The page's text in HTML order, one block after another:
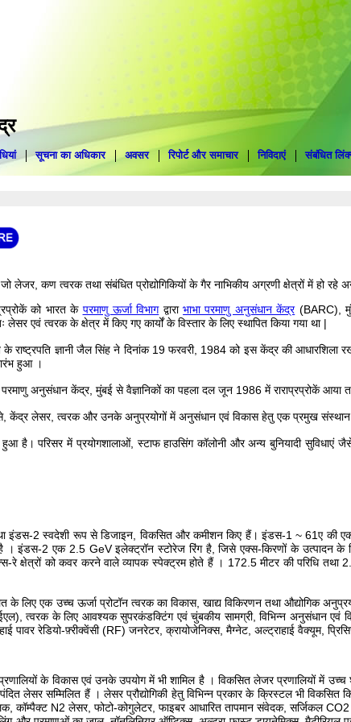
सूचना का अधिकार अवसर रिपोर्ट और समाचार निविदाएं संबंधित
लेजर, कण त्वरक तथा संबंधित प्रोद्योगिकियों के गैर नाभिकीय अग्रणी क्षेत्रों में हो रहे
को भारत के परमाणु ऊर्जा विभागद्वाराभाभा परमाणु अनुसंधान केंद्र(BARC),
लेसर एवं त्वरक के क्षेत्र में किए गए कार्यों के विस्तार के लिए स्थापित किया गया था |
के राष्ट्रपति ज्ञानी जैल सिंह ने दिनांक 19 फरवरी, 1984 को इस केंद्र की आधारशिला
हुआ ।
परमाणु अनुसंधान केंद्र, मुंबई से वैज्ञानिकों का पहला दल जून 1986 में राराप्रप्रोकें आया
केंद्र लेसर, त्वरक और उनके अनुप्रयोगों में अनुसंधान एवं विकास हेतु एक प्रमुख
है। परिसर में प्रयोगशालाओं, स्टाफ हाउसिंग कॉलोनी और अन्य बुनियादी सुविधाएं
इंडस-2 स्वदेशी रूप से डिजाइन, विकसित और कमीशन किए हैं। इंडस-1 ~ 61ए की
। इंडस-2 एक 2.5 GeV इलेक्ट्रॉन स्टोरेज रिंग है, जिसे एक्स-किरणों के उत्पादन के
रे क्षेत्रों को कवर करने वाले व्यापक स्पेक्ट्रम होते हैं । 172.5 मीटर की परिधि
एक उच्च ऊर्जा प्रोटॉन त्वरक का विकास, खाद्य विकिरणन तथा औद्योगिक
के लिए आवश्यक सुपरकंडक्टिंग एवं चुंबकीय सामग्री, विभिन्न अनुसंधान एवं
पावर रेडियो-फ़्रीक्वेंसी (RF) जनरेटर, क्रायोजेनिक्स, मैग्नेट, अल्ट्राहाई वैक्यूम,
के विकास एवं उनके उपयोग में भी शामिल है । विकसित लेजर प्रणालियों में
लेसर सम्मिलित हैं । लेसर प्रौद्योगिकी हेतु विभिन्न प्रकार के क्रिस्टल भी विकसित
कॉम्पैक्ट N2 लेसर, फोटो-कोगुलेटर, फाइबर आधारित तापमान संवेदक, सर्जिकल